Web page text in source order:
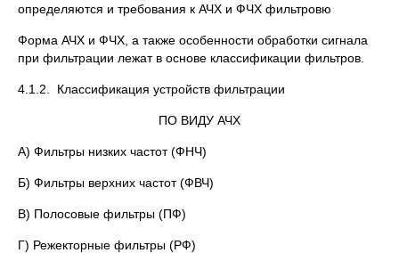
определяются и требования к АЧХ и ФЧХ фильтровю
Форма АЧХ и ФЧХ, а также особенности обработки сигнала
при фильтрации лежат в основе классификации фильтров.
4.1.2. Классификация устройств фильтрации
ПО ВИДУ АЧХ
А) Фильтры низких частот (ФНЧ)
Б) Фильтры верхних частот (ФВЧ)
В) Полосовые фильтры (ПФ)
Г) Режекторные фильтры (РФ)